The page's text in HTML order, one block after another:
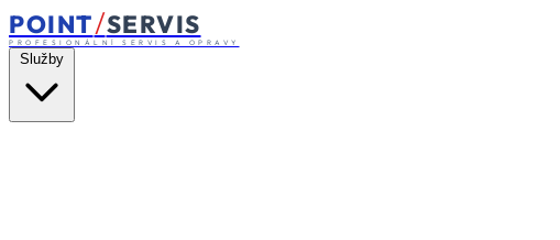
POINT/SERVIS
PROFESIONÁLNÍ SERVIS A OPRAVY
Služby